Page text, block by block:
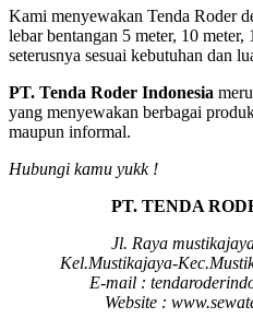
Kami menyewakan Tenda Roder
lebar bentangan 5 meter, 10 meter,
seterusnya sesuai kebutuhan dan
PT. Tenda Roder Indonesia
yang menyewakan berbagai
maupun informal.
Hubungi kamu yukk !
PT. TENDA
Jl. Raya
Kel.Mustikajaya-
E-mail :
Website :